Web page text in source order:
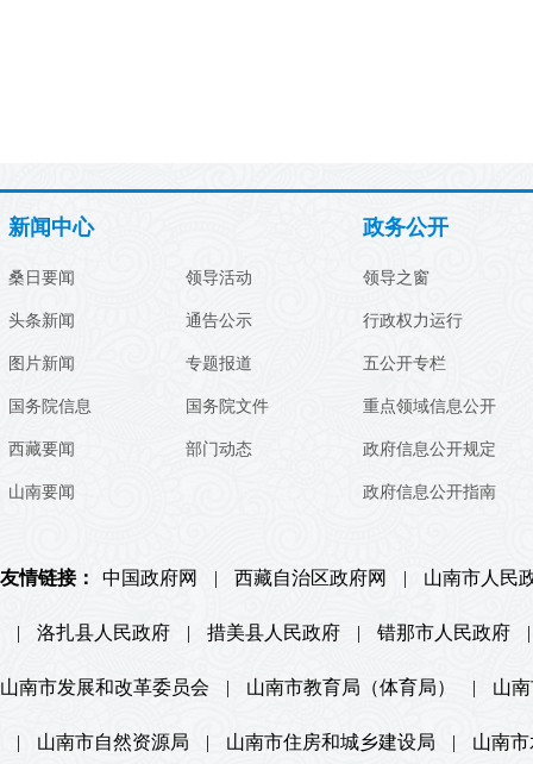
新闻中心
桑日要闻
头条新闻
图片新闻
国务院信息
西藏要闻
山南要闻
领导活动
通告公示
专题报道
国务院文件
部门动态
政务公开
领导之窗
行政权力运行
五公开专栏
重点领域信息公开
政府信息公开规定
政府信息公开指南
友情链接： 中国政府网 | 西藏自治区政府网 | 山南市人民
| 洛扎县人民政府 | 措美县人民政府 | 错那市人民政府 |
山南市发展和改革委员会 | 山南市教育局（体育局） | 山
| 山南市自然资源局 | 山南市住房和城乡建设局 | 山南